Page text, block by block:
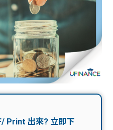
故事
分享
大學
生學
介
搵工
Gui
de
uFina
nce
校園
贊助
聯絡
我們